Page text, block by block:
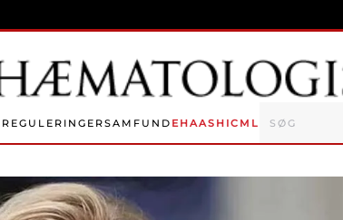
REGULERINGERSAMFUND EHAASH ICML